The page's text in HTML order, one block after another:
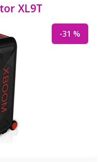
XL9T
-31 %